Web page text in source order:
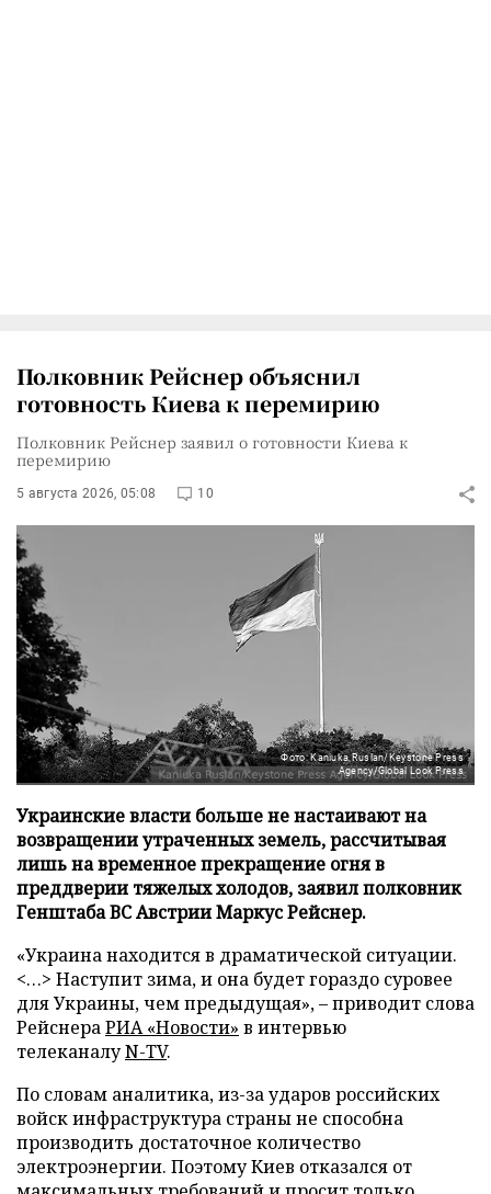
Полковник Рейснер объяснил
готовность Киева к перемирию
Полковник Рейснер заявил о готовности Киева к
перемирию
5 августа 2026, 05:08 10
Фото: Kaniuka Ruslan/Keystone Press
Agency/Global Look Press
Украинские власти больше не настаивают на
возвращении утраченных земель, рассчитывая
лишь на временное прекращение огня в
преддверии тяжелых холодов, заявил полковник
Генштаба ВС Австрии Маркус Рейснер.
«Украина находится в драматической ситуации.
<…> Наступит зима, и она будет гораздо суровее
для Украины, чем предыдущая», – приводит слова
РейснераРИА «Новости» в интервью
телеканалуN-TV.
По словам аналитика, из-за ударов российских
войск инфраструктура страны не способна
производить достаточное количество
электроэнергии. Поэтому Киев отказался от